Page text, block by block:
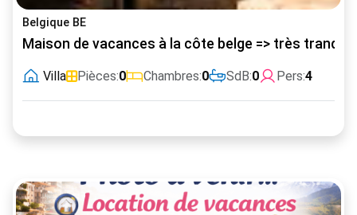
Belgique BE
Maison de vacances à la côte belge => très tranquil
Villa Pièces:0 Chambres:0 SdB:0 Pers:4